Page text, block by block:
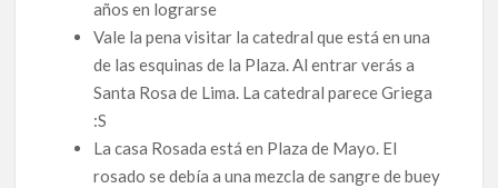
años en lograrse
Vale la pena visitar la catedral que está en una
de las esquinas de la Plaza. Al entrar verás a
Santa Rosa de Lima. La catedral parece Griega
:S
La casa Rosada está en Plaza de Mayo. El
rosado se debía a una mezcla de sangre de buey